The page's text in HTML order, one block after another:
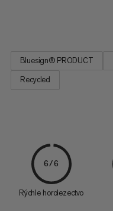
Bluesign® PRODUCT
Recycled
6/6
Rýchle horolezectvo